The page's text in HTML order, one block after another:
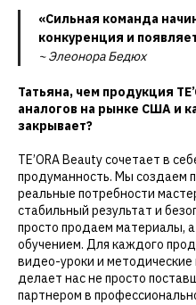
«Сильная команда
конкуренция и
~ Элеонора Бедюх
Татьяна, чем продукция
аналогов на рынке США и
закрывает?
TE’ORA Beauty сочетает в
продуманность. Мы создаем
реальные потребности
стабильный результат и
просто продаем материалы,
обучением. Для каждого
видео-уроки и
делает нас не просто
партнером в